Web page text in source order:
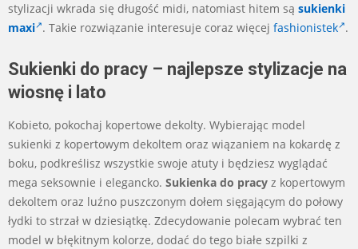
stylizacji wkrada się długość midi, natomiast hitem są sukienki
maxi . Takie rozwiązanie interesuje coraz więcej fashionistek .
Sukienki do pracy – najlepsze stylizacje na
wiosnę i lato
Kobieto, pokochaj kopertowe dekolty. Wybierając model
sukienki z kopertowym dekoltem oraz wiązaniem na kokardę z
boku, podkreślisz wszystkie swoje atuty i będziesz wyglądać
mega seksownie i elegancko. Sukienka do pracy z kopertowym
dekoltem oraz luźno puszczonym dołem sięgającym do połowy
łydki to strzał w dziesiątkę. Zdecydowanie polecam wybrać ten
model w błękitnym kolorze, dodać do tego białe szpilki z